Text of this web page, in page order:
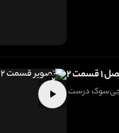
قسمت ۲
جی‌سوک درست
۲